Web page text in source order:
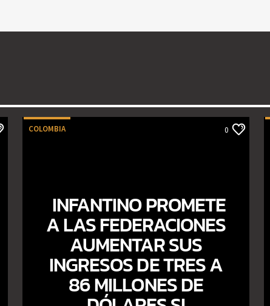
COLOMBIA 0
INFANTINO PROMETE
A LAS FEDERACIONES
AUMENTAR SUS
INGRESOS DE TRES A
86 MILLONES DE